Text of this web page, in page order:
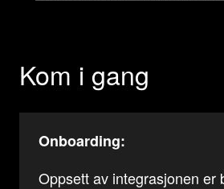
Kom i gang
Onboarding:
Oppsett av integrasjonen er